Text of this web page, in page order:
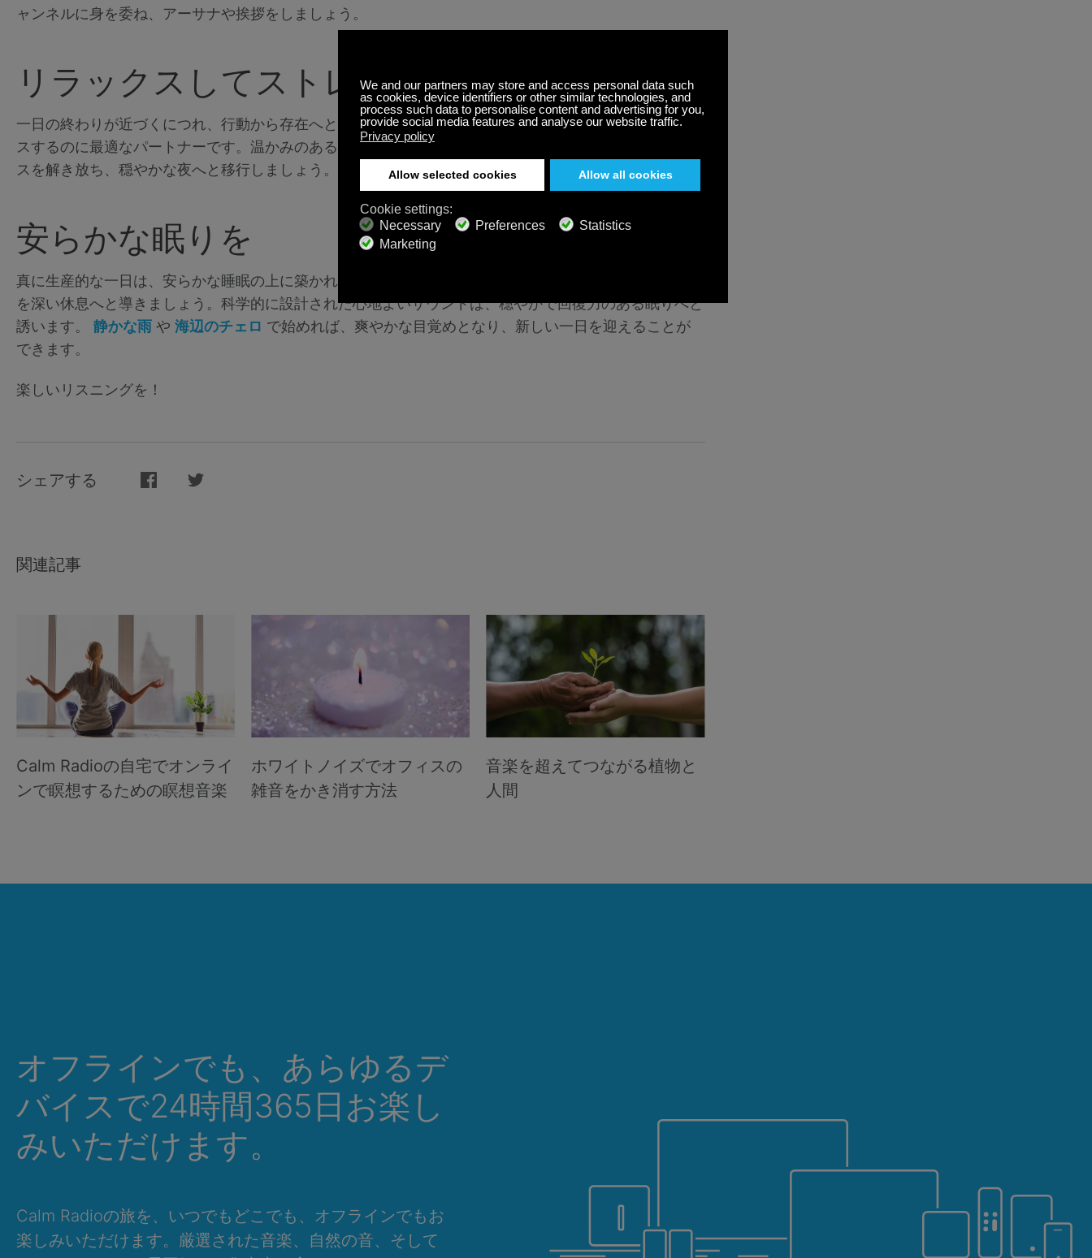
ャンネルに身を委ね、アーサナや挨拶をしましょう。
リラックスしてストレス解消
一日の終わりが近づくにつれ、行動から存在へと移行する時が来ます。クラシックギターは、リラック
スするのに最適なパートナーです。温かみのあるアコースティックギターの優しい音色で、一日のストレ
スを解き放ち、穏やかな夜へと移行しましょう。
安らかな眠りを
真に生産的な一日は、安らかな睡眠の上に築かれます。豊富な
を深い休息へと導きましょう。科学的に設計された心地よいサウンドは、穏やかで回復力のある眠りへと
誘います。 静かな雨 や 海辺のチェロ で始めれば、爽やかな目覚めとなり、新しい一日を迎えることが
できます。
楽しいリスニングを！
シェアする
関連記事
Calm Radioの自宅でオンライ
ンで瞑想するための瞑想音楽
ホワイトノイズでオフィスの
雑音をかき消す方法
音楽を超えてつながる植物と
人間
オフラインでも、あらゆるデ
バイスで24時間365日お楽し
みいただけます。
Calm Radioの旅を、いつでもどこでも、オフラインでもお
楽しみいただけます。厳選された音楽、自然の音、そして